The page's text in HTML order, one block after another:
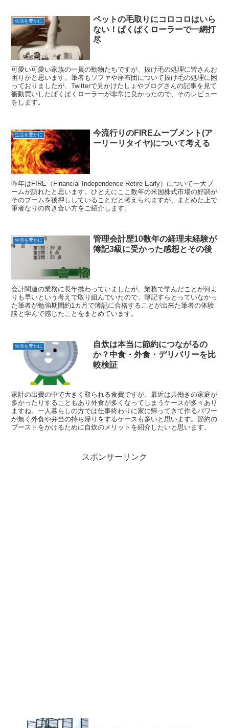
生活を豊かに
ペットの毛取りにコロコロはいら
ない！ぱくぱくローラーで一網打
尽
可愛い可愛い家族の一員の動物たちですが、抜け毛の処理に皆さんお
困りかと思います。筆者もソファや座布団について抜け毛の処理に困
っておりましたが、Twitterで見かけたしょやブログさんの記事を見て
衝動買いしたぱくぱくローラーが非常に良かったので、そのレビュー
をします。
生活を豊かに
今流行りのFIREムーブメント(ア
ーリーリタイヤ)について考える
昨年はFIRE（Financial Independence Retire Early）について一大ブ
ームが訪れたと思います。ひとえにここ数年の米国株式市場の好調が
そのブームを後押ししていることだと考えられますが、まとめた上で
筆者なりの向き合い方をご紹介します。
生活を豊かに
管理会計歴10数年の経理未経験が
簿記3級に受かった感想とその後
会計関連の業務に長年携わっていましたが、業務で学んだことが何よ
りも早いという考えで取り組んでいたので、簿記すらとっていなかっ
た筆者が勉強期間約1カ月で簿記に合格することが出来た筆者の体験
談と学んで感じたことをまとめています。
生活を豊かに
自炊は本当に節約につながるの
か？中食・外食・デリバリーを比
較検証
家計の出費の中で大きく取られる食費ですが、最近は共働きの家庭が
多かったりすることもあり外食が多くなってしまうケースが多々あり
ますね。一人暮らしの方では仕事終わりに家に帰ってきて作るパワー
が無く外食や弁当の持ち帰りをするケースも多いと思います。節約の
ブーストをかけるために自炊のメリットを紹介したいと思います。
スポンサーリンク